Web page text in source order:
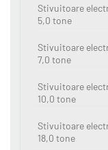
Stivuitoare
5,0 tone
Stivuitoare
7,0 tone
Stivuitoare
10,0 tone
Stivuitoare
18,0 tone